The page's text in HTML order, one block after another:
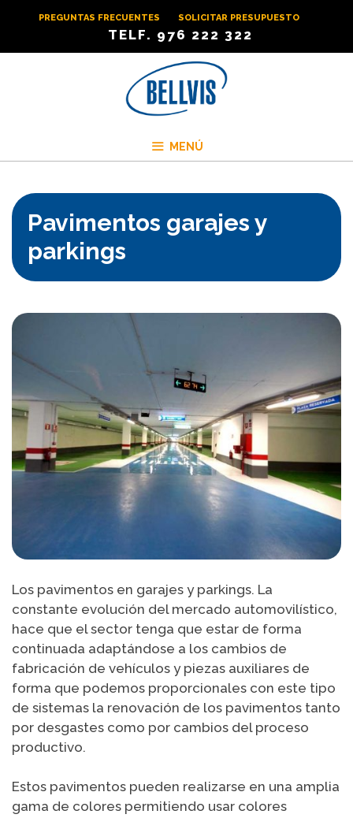
PREGUNTAS FRECUENTES SOLICITAR PRESUPUESTO
TELF. 976 222 322
MENÚ
Pavimentos garajes y
parkings
Los pavimentos en garajes y parkings. La
constante evolución del mercado automovilístico,
hace que el sector tenga que estar de forma
continuada adaptándose a los cambios de
fabricación de vehículos y piezas auxiliares de
forma que podemos proporcionales con este tipo
de sistemas la renovación de los pavimentos tanto
por desgastes como por cambios del proceso
productivo.
Estos pavimentos pueden realizarse en una amplia
gama de colores permitiendo usar colores